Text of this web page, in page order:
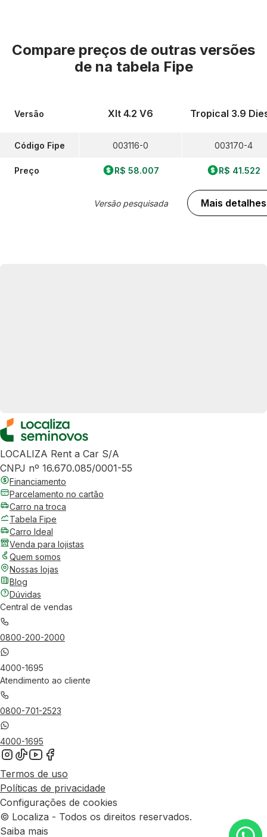
Compare preços de outras versões
de na tabela Fipe
Versão
Código Fipe
Preço
Xlt 4.2 V6
003116-0
R$ 58.007
Versão pesquisada
Tropical 3.9
003170-4
R$ 41.522
Mais detalhes
LOCALIZA Rent a Car S/A
CNPJ nº 16.670.085/0001-55
Financiamento
Parcelamento no cartão
Carro na troca
Tabela Fipe
Carro Ideal
Venda para lojistas
Quem somos
Nossas lojas
Blog
Dúvidas
Central de vendas
0800-200-2000
4000-1695
Atendimento ao cliente
0800-701-2523
4000-1695
Termos de uso
Políticas de privacidade
Configurações de cookies
© Localiza - Todos os direitos reservados.
Saiba mais